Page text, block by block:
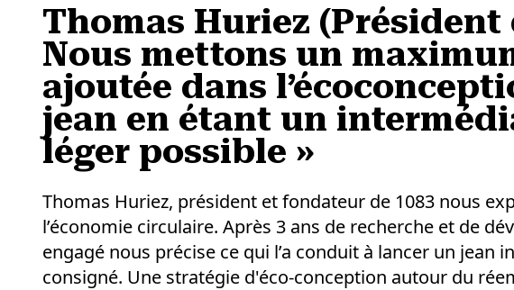
Thomas Huriez (Président
Nous mettons un
ajoutée dans
jean en étant un
léger possible »
Thomas Huriez, président et fondateur de 1083 nous
l’économie circulaire. Après 3 ans de recherche et de
engagé nous précise ce qui l’a conduit à lancer un jean
consigné. Une stratégie d'éco-conception autour du